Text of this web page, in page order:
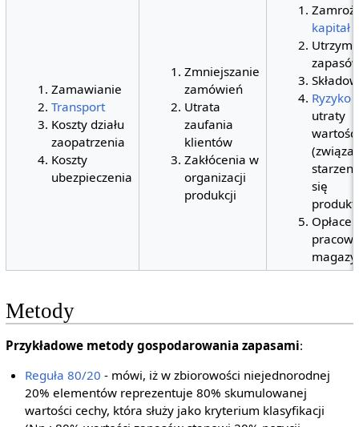
Zamawianie
Transport
Koszty działu
zaopatrzenia
Koszty
ubezpieczenia
Zmniejszanie
zamówień
Utrata
zaufania
klientów
Zakłócenia w
organizacji
produkcji
kapitał
Ryzyko
utraty
wartości
się
Metody
Przykładowe metody gospodarowania zapasami:
Reguła 80/20 - mówi, iż w zbiorowości niejednorodnej
20% elementów reprezentuje 80% skumulowanej
wartości cechy, która służy jako kryterium klasyfikacji